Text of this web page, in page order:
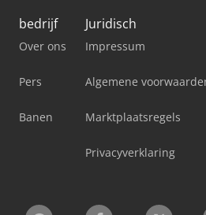
bedrijf
Over ons
Pers
Banen
Juridisch
Impressum
Algemene
Marktplaatsregels
Privacyverklaring